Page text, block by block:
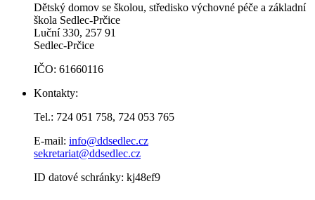
Dětský domov se školou, středisko výchovné péče a základní
škola Sedlec-Prčice
Luční 330, 257 91
Sedlec-Prčice
IČO: 61660116
Kontakty:
Tel.: 724 051 758, 724 053 765
E-mail: info@ddsedlec.cz
sekretariat@ddsedlec.cz
ID datové schránky: kj48ef9